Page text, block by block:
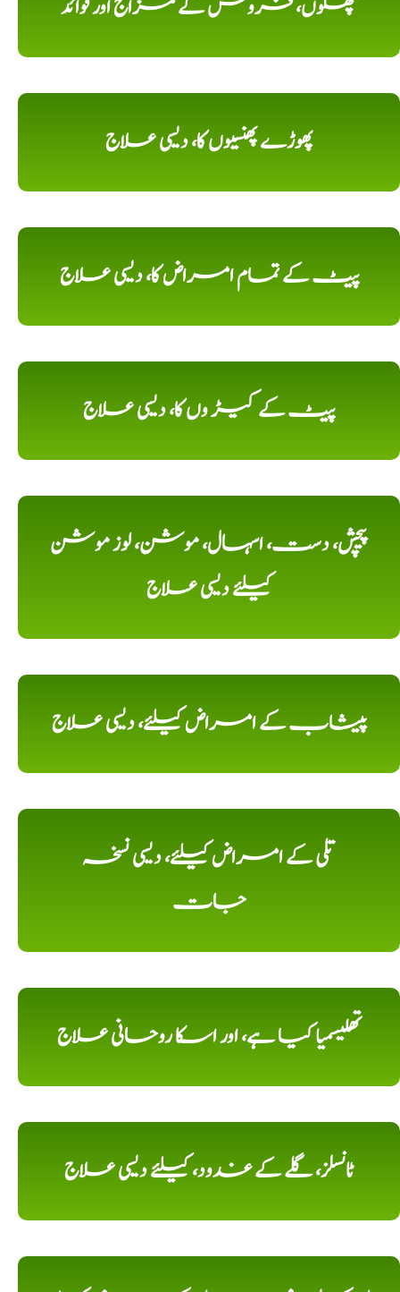
پھلوں، فروٹس کے مزاج اور فوائد
پھوڑے پھنسیوں کا، دیسی علاج
پیٹ کے تمام امراض کا، دیسی علاج
پیٹ کے کیڑ وں کا، دیسی علاج
پیچش، دست، اسہال، موشن، لوز موشن
کیلئے دیسی علاج
پیشاب کے امراض کیلئے، دیسی علاج
تلی کے امراض کیلئے، دیسی نسخہ
جات
تھلیسمیا کیا ہے، اور اسکا روحانی علاج
ٹانسلز، گلے کے غدود، کیلئے دیسی علاج